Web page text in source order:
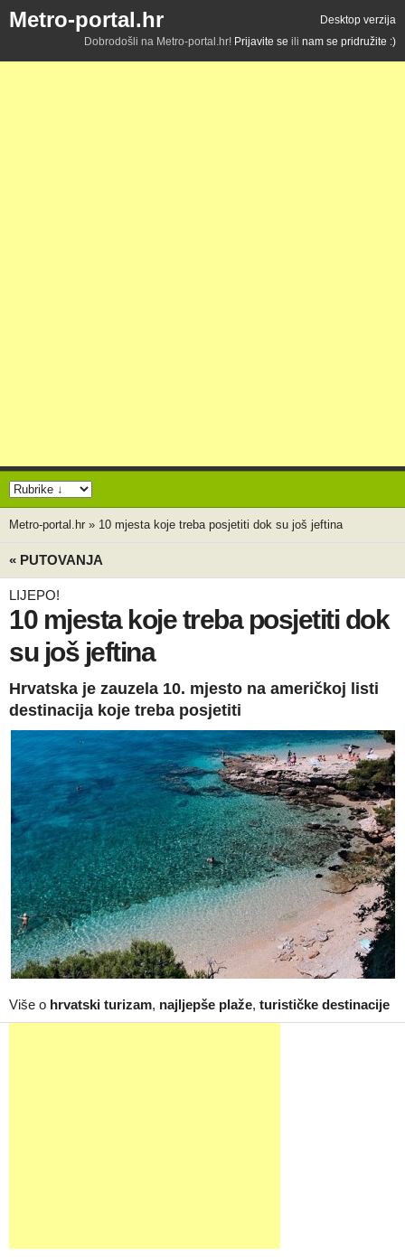
Metro-portal.hr
Desktop verzija
Dobrodošli na Metro-portal.hr! Prijavite se ili nam se pridružite :)
Metro-portal.hr » 10 mjesta koje treba posjetiti dok su još jeftina
« PUTOVANJA
LIJEPO!
10 mjesta koje treba posjetiti dok
su još jeftina
Hrvatska je zauzela 10. mjesto na američkoj listi
destinacija koje treba posjetiti
Više o hrvatski turizam, najljepše plaže, turističke destinacije